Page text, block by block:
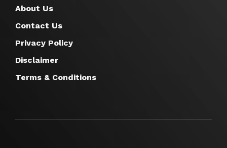
About Us
Contact Us
Privacy Policy
Disclaimer
Terms & Conditions